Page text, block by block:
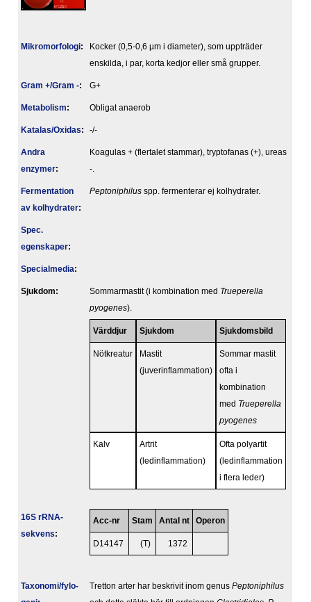
Mikromorfologi:
Kocker (0,5-0,6 µm i diameter), som uppträder
enskilda, i par, korta kedjor eller små grupper.
Gram +/Gram -: G+
Metabolism: Obligat anaerob
Katalas/Oxidas: -/-
Andra
enzymer:
Koagulas + (flertalet stammar), tryptofanas (+), ureas
-.
Fermentation
av kolhydrater:
Peptoniphilus spp. fermenterar ej kolhydrater.
Spec.
egenskaper:
Specialmedia:
Sjukdom: Sommarmastit (i kombination med Trueperella
pyogenes).
Värddjur Sjukdom Sjukdomsbild
Nötkreatur
Mastit
(juverinflammation)
Sommar mastit
ofta i
kombination
med Trueperella
pyogenes
Kalv
Artrit
(ledinflammation)
Ofta polyartit
(ledinflammation
i flera leder)
16S rRNA-
sekvens:
Acc-nr Stam Antal nt Operon
D14147 (T) 1372
Taxonomi/fylo­
Tretton arter har beskrivit inom genus Peptoniphilus